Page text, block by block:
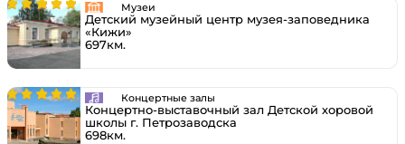
Музеи
Детский музейный центр музея-заповедника
«Кижи»
697км.
Концертные залы
Концертно-выставочный зал Детской хоровой
школы г. Петрозаводска
698км.